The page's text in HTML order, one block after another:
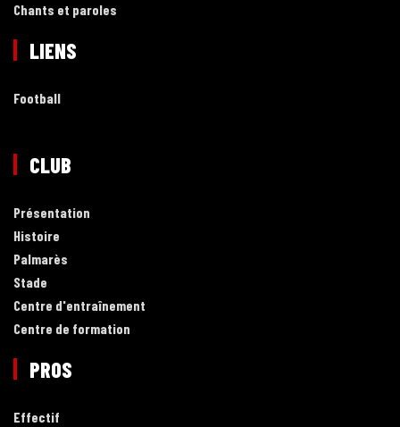
Chants et paroles
LIENS
Football
CLUB
Présentation
Histoire
Palmarès
Stade
Centre d'entraînement
Centre de formation
PROS
Effectif